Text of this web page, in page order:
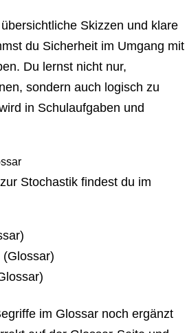
Skizzen und klare
du Sicherheit im Umgang mit
Du lernst nicht nur,
sondern auch logisch zu
in Schulaufgaben und
Stochastik findest du im
im Glossar noch ergänzt